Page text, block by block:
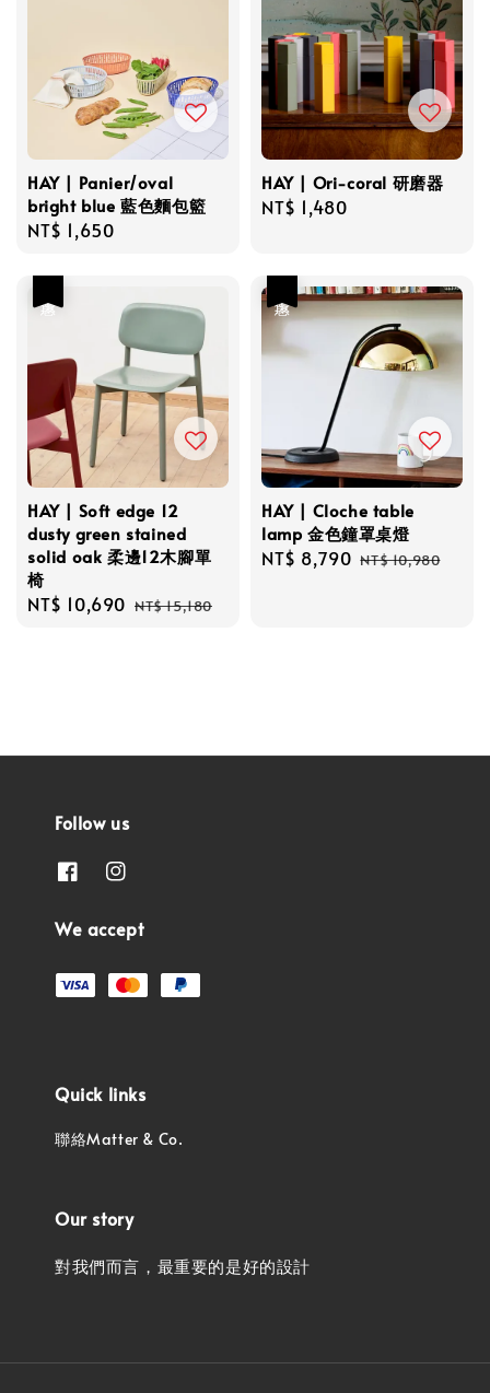
HAY | Panier/oval
bright blue 藍色麵包籃
Regular
NT$ 1,650
HAY | Ori-coral 研磨器
Regular
NT$ 1,480
HAY | Soft edge 12
dusty green stained
solid oak 柔邊12木腳單
椅
Sale
NT$ 10,690 Regular
NT$ 15,180
HAY | Cloche table
lamp 金色鐘罩桌燈
Sale
NT$ 8,790 Regular
NT$ 10,980
Follow us
We accept
Quick links
聯絡Matter & Co.
Our story
對我們而言，最重要的是好的設計